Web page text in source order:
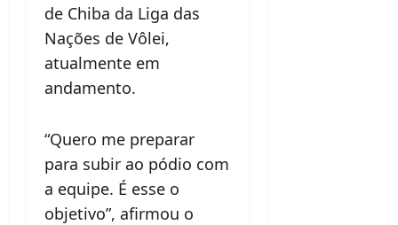
de Chiba da Liga das
Nações de Vôlei,
atualmente em
andamento.
“Quero me preparar
para subir ao pódio com
a equipe. É esse o
objetivo”, afirmou o